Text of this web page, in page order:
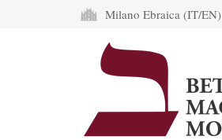
Milano Ebraica (IT/EN)